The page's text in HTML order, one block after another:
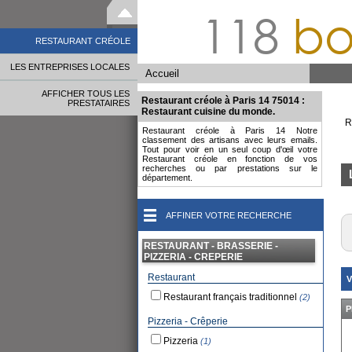
118
Accueil
RESTAURANT CRÉOLE
LES ENTREPRISES LOCALES
AFFICHER TOUS LES
PRESTATAIRES
Restaurant créole à Paris 14 75014 :
Restaurant cuisine du monde.
Restaurant créole à Paris 14 Notre
classement des artisans avec leurs emails.
Tout pour voir en un seul coup d'œil votre
Restaurant créole en fonction de vos
recherches ou par prestations sur le
département.
AFFINER VOTRE RECHERCHE
RESTAURANT - BRASSERIE -
PIZZERIA - CREPERIE
Restaurant
Restaurant français traditionnel (2)
Pizzeria - Crêperie
Pizzeria (1)